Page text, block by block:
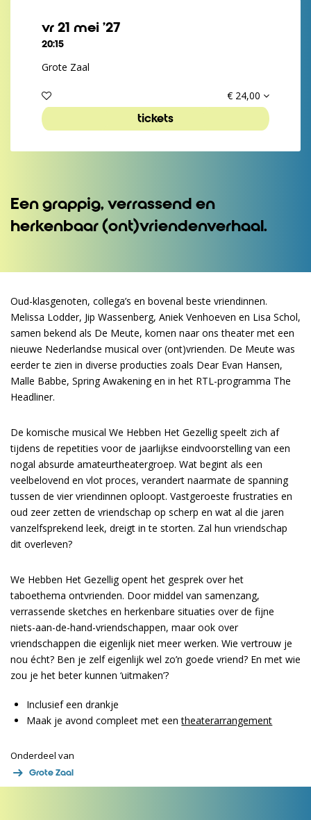
vr 21 mei ’27
20:15
Grote Zaal
€ 24,00
tickets
Een grappig, verrassend en
herkenbaar (ont)vriendenverhaal.
Oud-klasgenoten, collega’s en bovenal beste vriendinnen.
Melissa Lodder, Jip Wassenberg, Aniek Venhoeven en Lisa Schol,
samen bekend als De Meute, komen naar ons theater met een
nieuwe Nederlandse musical over (ont)vrienden. De Meute was
eerder te zien in diverse producties zoals Dear Evan Hansen,
Malle Babbe, Spring Awakening en in het RTL-programma The
Headliner.
De komische musical We Hebben Het Gezellig speelt zich af
tijdens de repetities voor de jaarlijkse eindvoorstelling van een
nogal absurde amateurtheatergroep. Wat begint als een
veelbelovend en vlot proces, verandert naarmate de spanning
tussen de vier vriendinnen oploopt. Vastgeroeste frustraties en
oud zeer zetten de vriendschap op scherp en wat al die jaren
vanzelfsprekend leek, dreigt in te storten. Zal hun vriendschap
dit overleven?
We Hebben Het Gezellig opent het gesprek over het
taboethema ontvrienden. Door middel van samenzang,
verrassende sketches en herkenbare situaties over de fijne
niets-aan-de-hand-vriendschappen, maar ook over
vriendschappen die eigenlijk niet meer werken. Wie vertrouw je
nou écht? Ben je zelf eigenlijk wel zo’n goede vriend? En met wie
zou je het beter kunnen ‘uitmaken’?
Inclusief een drankje
Maak je avond compleet met eentheaterarrangement
Onderdeel van
Grote Zaal
Inzoomen